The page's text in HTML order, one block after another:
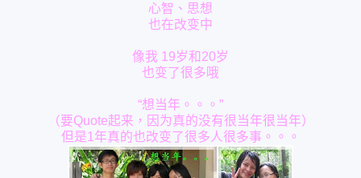
心智、思想
也在改变中
像我 19岁和20岁
也变了很多哦
“想当年。。。”
（要Quote起来，因为真的没有很当年很当年）
但是1年真的也改变了很多人很多事。。。